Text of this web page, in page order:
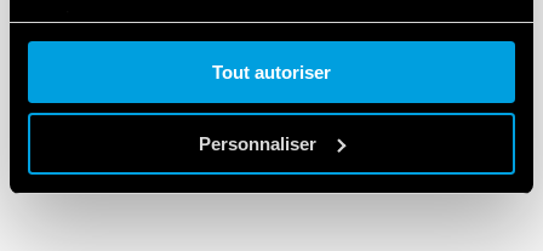
services.
Tout autoriser
Personnaliser